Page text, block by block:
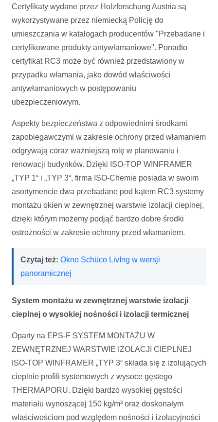
Certyfikaty wydane przez Holzforschung Austria są
wykorzystywane przez niemiecką Policję do
umieszczania w katalogach producentów "Przebadane i
certyfikowane produkty antywłamaniowe". Ponadto
certyfikat RC3 może być również przedstawiony w
przypadku włamania, jako dowód właściwości
antywłamaniowych w postępowaniu
ubezpieczeniowym.
Aspekty bezpieczeństwa z odpowiednimi środkami
zapobiegawczymi w zakresie ochrony przed włamaniem
odgrywają coraz ważniejszą rolę w planowaniu i
renowacji budynków. Dzięki ISO-TOP WINFRAMER
„TYP 1“ i „TYP 3“, firma ISO-Chemie posiada w swoim
asortymencie dwa przebadane pod kątem RC3 systemy
montażu okien w zewnętrznej warstwie izolacji cieplnej,
dzięki którym możemy podjąć bardzo dobre środki
ostrożności w zakresie ochrony przed włamaniem.
Czytaj też: Okno Schüco LivIng w wersji
panoramicznej
System montażu w zewnętrznej warstwie izolacji
cieplnej o wysokiej nośności i izolacji termicznej
Oparty na EPS-F SYSTEM MONTAŻU W
ZEWNĘTRZNEJ WARSTWIE IZOLACJI CIEPLNEJ
ISO-TOP WINFRAMER „TYP 3“ składa się z izolujących
cieplnie profili systemowych z wysoce gęstego
THERMAPORU. Dzięki bardzo wysokiej gęstości
materiału wynoszącej 150 kg/m³ oraz doskonałym
właściwościom pod względem nośności i izolacyjności